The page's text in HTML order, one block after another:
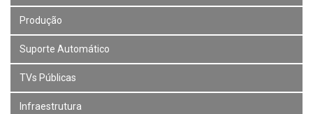
Produção
Suporte Automático
TVs Públicas
Infraestrutura